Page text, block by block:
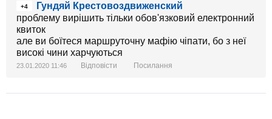
+4
Гундяй Крестовоздвиженский
проблему вирішить тільки обов'язковий електронний
квиток
але ви боїтеся маршруточну мафію чіпати, бо з неї
високі чини харчуються
23.01.2020 11:46 Відповісти Посилання